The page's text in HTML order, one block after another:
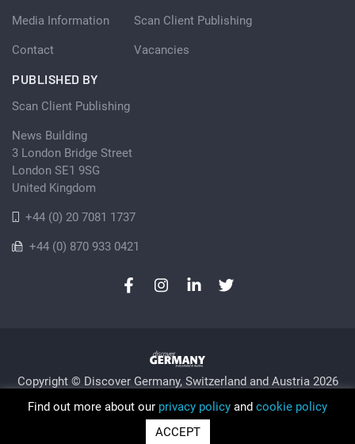
Media Information
Contact
Scan Client Publishing
Vacancies
PUBLISHED BY
Scan Client Publishing
News Building
3 London Bridge Street
London SE1 9SG
United Kingdom
+44 (0) 20 7081 1737
+44 (0) 870 933 0421
Copyright © Discover Germany, Switzerland and Austria 2026
Privacy Policy
Sitemap
Trading as Discover Germany and Scan Client Publishing •
Registered in England and Wales No. 06579237
Find out more about our privacy policy and cookie policy
ACCEPT